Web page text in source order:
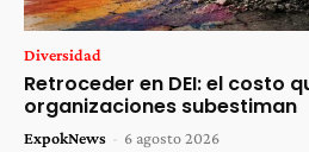
Diversidad
Retroceder en DEI: el costo
organizaciones subestiman
ExpokNews - 6 agosto 2026